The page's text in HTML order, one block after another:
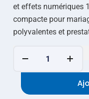
et effets numériques
compacte pour
polyvalentes et